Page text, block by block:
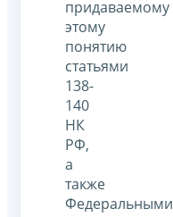
придаваемому
этому
понятию
статьями
138-
140
НК
РФ,
а
также
Федеральными